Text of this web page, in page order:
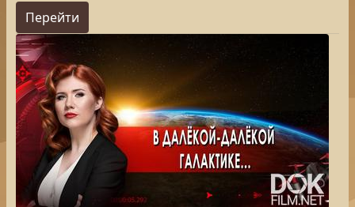
Перейти